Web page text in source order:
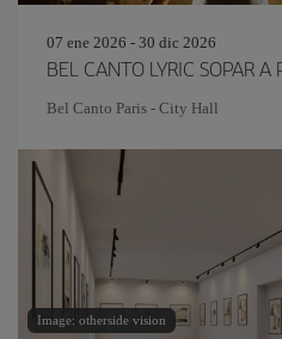
07 ene 2026 - 30 dic 2026
BEL CANTO LYRIC SOPAR A
Bel Canto Paris - City Hall
Image: otherside vision